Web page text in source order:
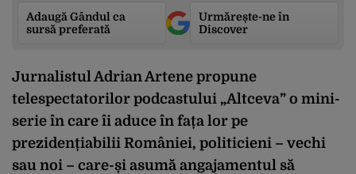
Adaugă Gândul ca
sursă preferată
Urmărește-ne în
Discover
Jurnalistul Adrian Artene propune
telespectatorilor podcastului „Altceva” o mini-
serie în care îi aduce în fața lor pe
prezidențiabilii României, politicieni – vechi
sau noi – care-și asumă angajamentul să